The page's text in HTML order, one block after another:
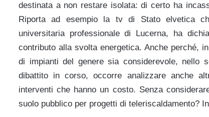
destinata a non restare isolata: di certo ha
Riporta ad esempio la tv di Stato elvetica
universitaria professionale di Lucerna, ha
contributo alla svolta energetica. Anche perché,
di impianti del genere sia considerevole, nello
dibattito in corso, occorre analizzare anche
interventi che hanno un costo. Senza
suolo pubblico per progetti di teleriscaldamento?